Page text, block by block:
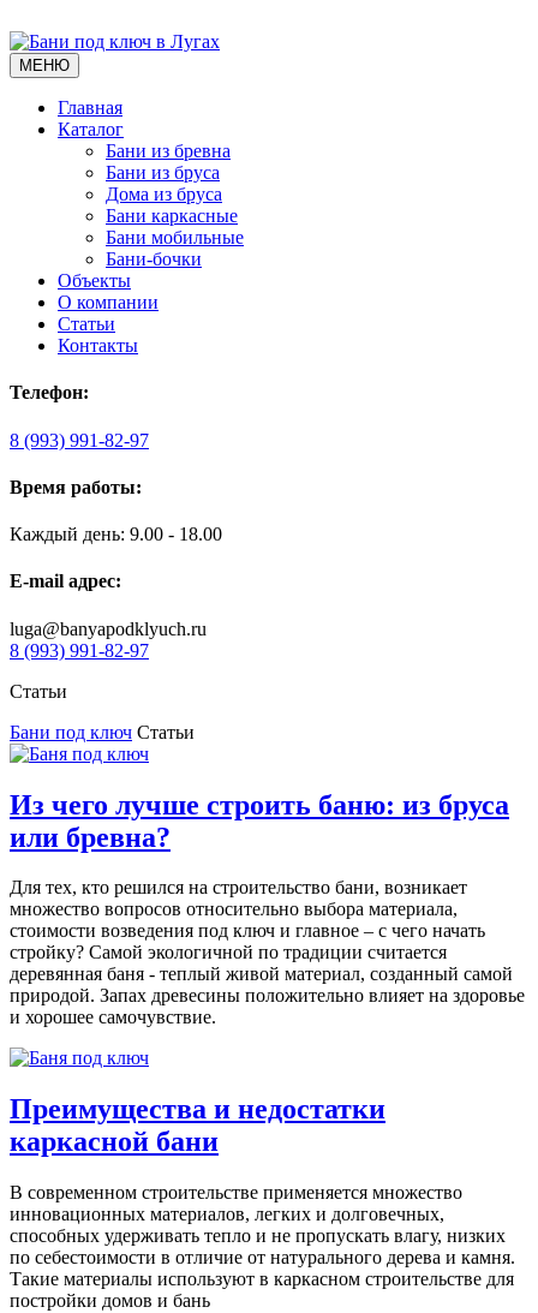
МЕНЮ
Главная
Каталог
Бани из бревна
Бани из бруса
Дома из бруса
Бани каркасные
Бани мобильные
Бани-бочки
Объекты
О компании
Статьи
Контакты
Телефон:
8 (993) 991-82-97
Время работы:
Каждый день: 9.00 - 18.00
E-mail адрес:
luga@banyapodklyuch.ru
8 (993) 991-82-97
Статьи
Бани под ключ Статьи
Из чего лучше строить баню: из бруса
или бревна?
Для тех, кто решился на строительство бани, возникает
множество вопросов относительно выбора материала,
стоимости возведения под ключ и главное – с чего начать
стройку? Самой экологичной по традиции считается
деревянная баня - теплый живой материал, созданный самой
природой. Запах древесины положительно влияет на здоровье
и хорошее самочувствие.
Преимущества и недостатки
каркасной бани
В современном строительстве применяется множество
инновационных материалов, легких и долговечных,
способных удерживать тепло и не пропускать влагу, низких
по себестоимости в отличие от натурального дерева и камня.
Такие материалы используют в каркасном строительстве для
постройки домов и бань